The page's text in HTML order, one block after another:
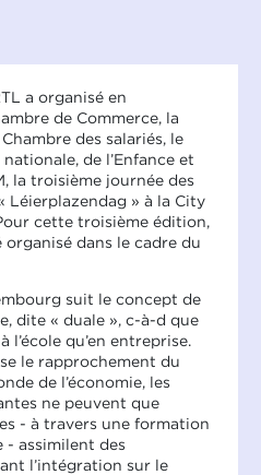
a organisé en
de Commerce, la
des salariés, le
de l’Enfance et
la troisième journée des
Léierplazendag » à la City
cette troisième édition,
dans le cadre du
suit le concept de
dite « duale », c-à-d que
qu’en entreprise.
le rapprochement du
de l’économie, les
ne peuvent que
- à travers une formation
- assimilent des
l’intégration sur le